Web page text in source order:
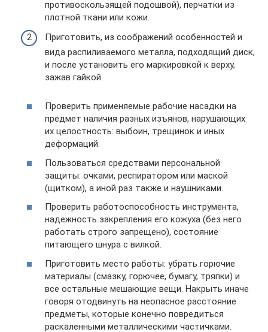
противоскользящей подошвой), перчатки из
плотной ткани или кожи.
Приготовить, из соображений особенностей и
вида распиливаемого металла, подходящий диск,
и после установить его маркировкой к верху,
зажав гайкой.
Проверить применяемые рабочие насадки на
предмет наличия разных изъянов, нарушающих
их целостность: выбоин, трещинок и иных
деформаций.
Пользоваться средствами персональной
защиты: очками, респиратором или маской
(щитком), а иной раз также и наушниками.
Проверить работоспособность инструмента,
надежность закрепления его кожуха (без него
работать строго запрещено), состояние
питающего шнура с вилкой.
Приготовить место работы: убрать горючие
материалы (смазку, горючее, бумагу, тряпки) и
все остальные мешающие вещи. Накрыть иначе
говоря отодвинуть на неопасное расстояние
предметы, которые конечно повредиться
раскаленными металлическими частичками.